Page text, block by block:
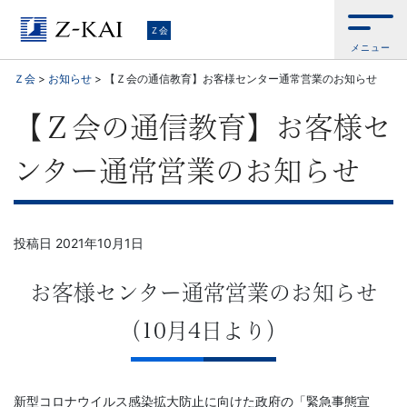
Ｚ
会
【公
サ
イ
ト】
Ｚ会
メニュー
Ｚ会 > お知らせ > 【Ｚ会の通信教育】お客様センター通常営業のお知らせ
【Ｚ会の通信教育】お客様セ
ンター通常営業のお知らせ
投稿日 2021年10月1日
お客様センター通常営業のお知らせ
（10月4日より）
新型コロナウイルス感染拡大防止に向けた政府の「緊急事態宣